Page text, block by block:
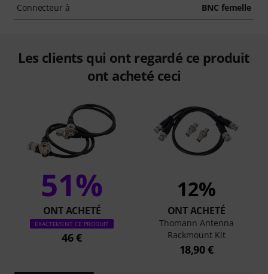
Connecteur à BNC femelle
Les clients qui ont regardé ce produit
ont acheté ceci
51%
ONT ACHETÉ
EXACTEMENT CE PRODUIT
46 €
12%
ONT ACHETÉ
Thomann Antenna
Rackmount Kit
18,90 €